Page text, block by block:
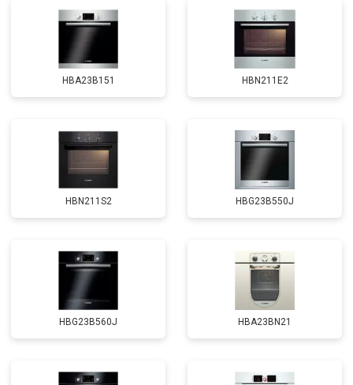
HBA23B151 HBN211E2
HBN211S2 HBG23B550J
HBG23B560J HBA23BN21